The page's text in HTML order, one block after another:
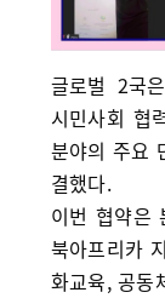
글로벌 2국
시민사회 협
분야의 주요
결했다.
이번 협약은
북아프리카
화교육, 공동